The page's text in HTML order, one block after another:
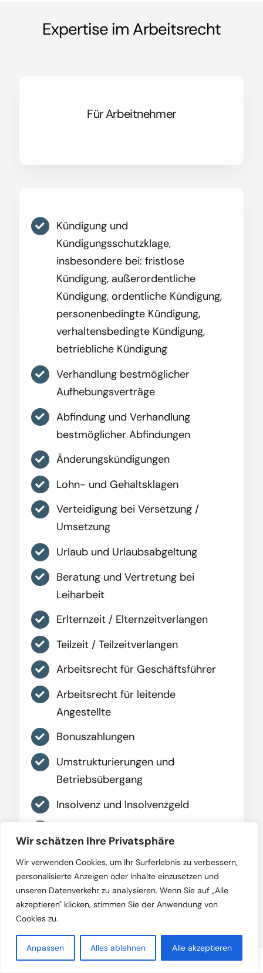
Wir schätzen Ihre Privatsphäre
Wir verwenden Cookies, um Ihr Surferlebnis zu verbessern,
personalisierte Anzeigen oder Inhalte einzusetzen und
unseren Datenverkehr zu analysieren. Wenn Sie auf „Alle
akzeptieren" klicken, stimmen Sie der Anwendung von
Cookies zu.
Anpassen Alles ablehnen Alle akzeptieren
Expertise im Arbeitsrecht
Für Arbeitnehmer
Kündigung und
Kündigungsschutzklage,
insbesondere bei: fristlose
Kündigung, außerordentliche
Kündigung, ordentliche Kündigung,
personenbedingte Kündigung,
verhaltensbedingte Kündigung,
betriebliche Kündigung
Verhandlung bestmöglicher
Aufhebungsverträge
Abfindung und Verhandlung
bestmöglicher Abfindungen
Änderungskündigungen
Lohn- und Gehaltsklagen
Verteidigung bei Versetzung /
Umsetzung
Urlaub und Urlaubsabgeltung
Beratung und Vertretung bei
Leiharbeit
Erlternzeit / Elternzeitverlangen
Teilzeit / Teilzeitverlangen
Arbeitsrecht für Geschäftsführer
Arbeitsrecht für leitende
Angestellte
Bonuszahlungen
Umstrukturierungen und
Betriebsübergang
Insolvenz und Insolvenzgeld
Mehr erfahren